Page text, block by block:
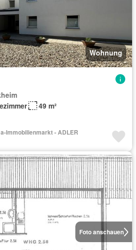
Wohnung
49 m²
Immobilienmarkt - ADLER
Foto anschauen